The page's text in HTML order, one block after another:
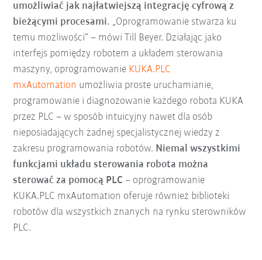
umożliwiać jak najłatwiejszą integrację cyfrową z
bieżącymi procesami. „Oprogramowanie stwarza ku
temu możliwości” – mówi Till Beyer. Działając jako
interfejs pomiędzy robotem a układem sterowania
maszyny, oprogramowanie KUKA.PLC
mxAutomation umożliwia proste uruchamianie,
programowanie i diagnozowanie każdego robota KUKA
przez PLC – w sposób intuicyjny nawet dla osób
nieposiadających żadnej specjalistycznej wiedzy z
zakresu programowania robotów. Niemal wszystkimi
funkcjami układu sterowania robota można
sterować za pomocą PLC – oprogramowanie
KUKA.PLC mxAutomation oferuje również biblioteki
robotów dla wszystkich znanych na rynku sterowników
PLC.